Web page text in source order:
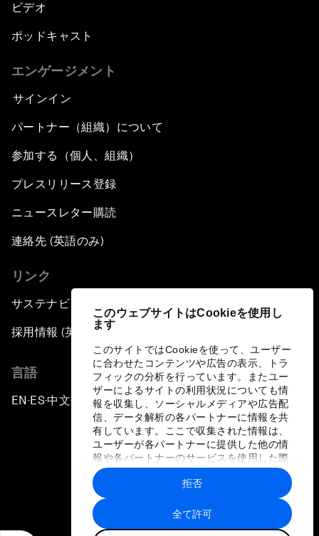
このウェブサイトはCookieを使用し
ます
このサイトではCookieを使って、ユーザー
に合わせたコンテンツや広告の表示、トラ
フィックの分析を行っています。またユー
ザーによるサイトの利用状況についても情
報を収集し、ソーシャルメディアや広告配
信、データ解析の各パートナーに情報を共
有しています。ここで収集された情報は、
ユーザーが各パートナーに提供した他の情
報や各パートナーのサービスを使用した際
に収集された情報と組み合わされ、各パー
トナーによって使用されることがありま
す。
全て許可
拒否
ビデオ
ポッドキャスト
エンゲージメント
サインイン
パートナー（組織）について
参加する（個人、組織）
プレスリリース登録
ニュースレター購読
連絡先 (英語のみ)
リンク
サステナビリティへの取り組み
採用情報 (英語のみ)
言語
EN ▪ES▪中文▪ 日本語
プライバシーポリシーと利用規約
サイトマップ